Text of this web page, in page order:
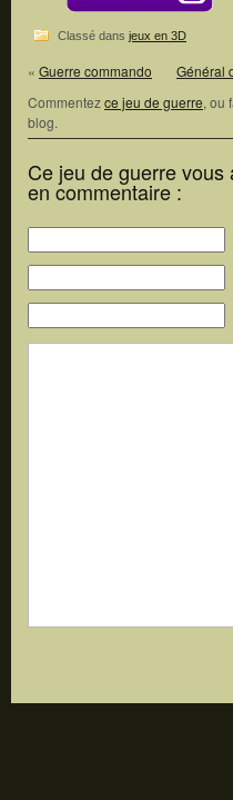
Classé dans jeux en 3D
« Guerre commando Général
Commentezce jeu de guerre, ou
blog.
Ce jeu de guerre
en commentaire :